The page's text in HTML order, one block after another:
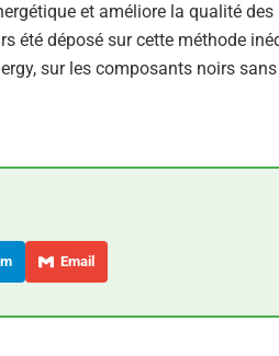
et améliore la qualité
été déposé sur cette méthode
sur les composants noirs
Email